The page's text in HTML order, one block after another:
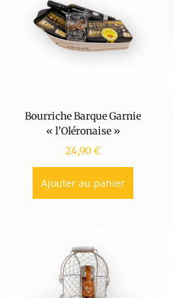
Bourriche Barque Garnie
« l’Oléronaise »
24,90€
Ajouter au panier